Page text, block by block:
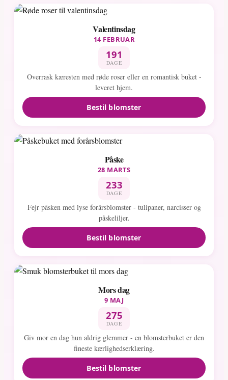
Valentinsdag
14 FEBRUAR
191
DAGE
Overrask kæresten med røde roser eller en romantisk buket -
leveret hjem.
Bestil blomster
Påske
28 MARTS
233
DAGE
Fejr påsken med lyse forårsblomster - tulipaner, narcisser og
påskeliljer.
Bestil blomster
Mors dag
9 MAJ
275
DAGE
Giv mor en dag hun aldrig glemmer - en blomsterbuket er den
fineste kærlighedserklæring.
Bestil blomster